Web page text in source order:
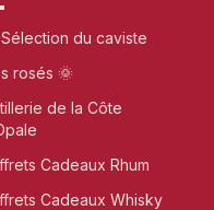
du caviste
rosés 🌞
de la Côte
Cadeaux Rhum
Cadeaux Whisky